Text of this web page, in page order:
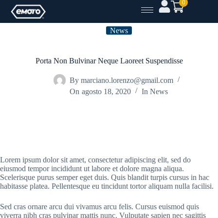
0
News
Porta Non Bulvinar Neque Laoreet Suspendisse
By marciano.lorenzo@gmail.com
On agosto 18, 2020 In News
Lorem ipsum dolor sit amet, consectetur adipiscing elit, sed do
eiusmod tempor incididunt ut labore et dolore magna aliqua.
Scelerisque purus semper eget duis. Quis blandit turpis cursus in hac
habitasse platea. Pellentesque eu tincidunt tortor aliquam nulla facilisi.
Sed cras ornare arcu dui vivamus arcu felis. Cursus euismod quis
viverra nibh cras pulvinar mattis nunc. Vulputate sapien nec sagittis